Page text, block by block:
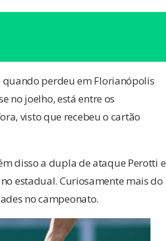
quando perdeu em Florianópolis
no joelho, está entre os
visto que recebeu o cartão
disso a dupla de ataque Perotti e
estadual. Curiosamente mais do
no campeonato.